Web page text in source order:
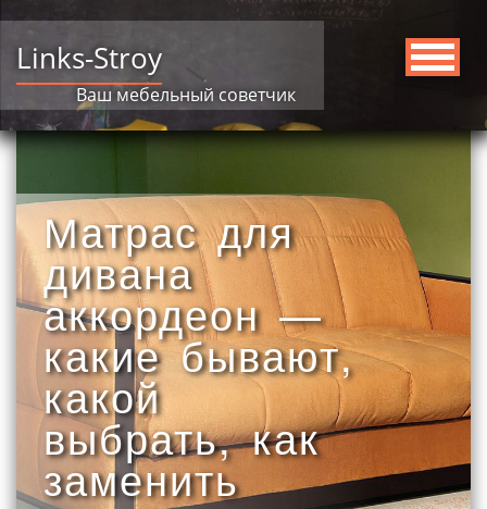
Links-Stroy
Ваш мебельный советчик
Матрас для
дивана
аккордеон —
какие бывают,
какой
выбрать, как
заменить